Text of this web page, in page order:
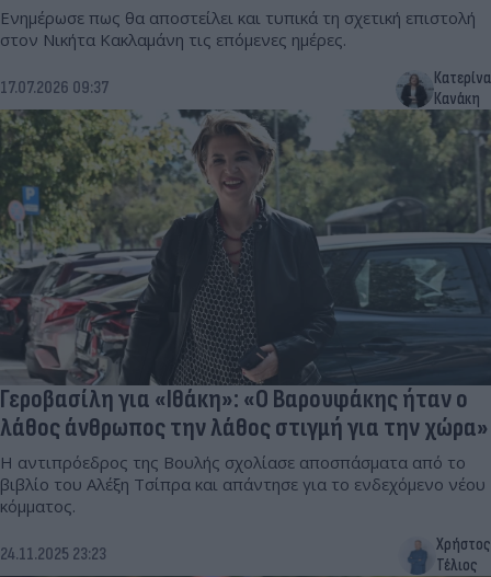
Ενημέρωσε πως θα αποστείλει και τυπικά τη σχετική επιστολή
στον Νικήτα Κακλαμάνη τις επόμενες ημέρες.
17.07.2026 09:37
Κατερίνα
Κανάκη
Γεροβασίλη για «Ιθάκη»: «Ο Βαρουφάκης ήταν ο
λάθος άνθρωπος την λάθος στιγμή για την χώρα»
Η αντιπρόεδρος της Βουλής σχολίασε αποσπάσματα από το
βιβλίο του Αλέξη Τσίπρα και απάντησε για το ενδεχόμενο νέου
κόμματος.
24.11.2025 23:23
Χρήστος
Τέλιος